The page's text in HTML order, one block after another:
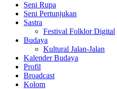
Seni Rupa
Seni Pertunjukan
Sastra
Festival Folklor Digital
Budaya
Kultural Jalan-Jalan
Kalender Budaya
Profil
Broadcast
Kolom